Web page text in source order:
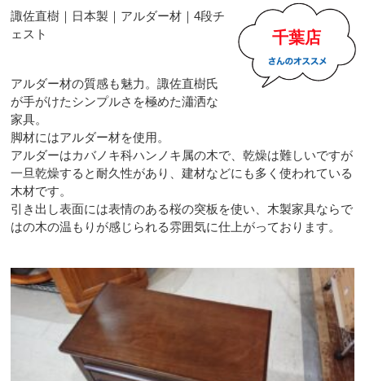
千葉店
諏佐直樹｜日本製｜アルダー材｜4段チ
ェスト
アルダー材の質感も魅力。諏佐直樹氏
が手がけたシンプルさを極めた瀟洒な
家具。
脚材にはアルダー材を使用。
アルダーはカバノキ科ハンノキ属の木で、乾燥は難しいですが
一旦乾燥すると耐久性があり、建材などにも多く使われている
木材です。
引き出し表面には表情のある桜の突板を使い、木製家具ならで
はの木の温もりが感じられる雰囲気に仕上がっております。